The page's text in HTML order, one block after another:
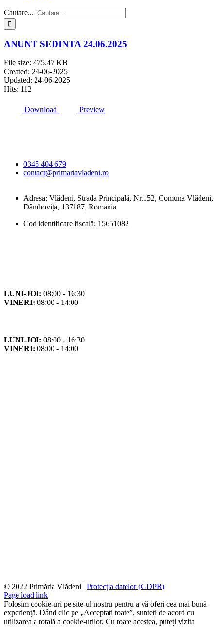
Cautare...
ANUNT SEDINTA 24.06.2025
File size: 475.47 KB
Created: 24-06-2025
Updated: 24-06-2025
Hits: 112
Download Preview
0345 404 679
contact@primariavladeni.ro
Adresa: Vlădeni, Strada Principală, Nr.152, Comuna Vlădeni,
Dâmbovița, 137187, Romania
Cod identificare fiscală: 15651082
LUNI-JOI: 08:00 - 16:30
VINERI: 08:00 - 14:00
LUNI-JOI: 08:00 - 16:30
VINERI: 08:00 - 14:00
© 2022 Primăria Vlădeni | Protecția datelor (GDPR)
Page load link
Folosim cookie-uri pe site-ul nostru pentru a vă oferi cea mai bună
experiență. Dând clic pe „Acceptați toate”, sunteți de acord cu
utilizarea a totală a cookie-urilor. Cu toate acestea, puteți vizita